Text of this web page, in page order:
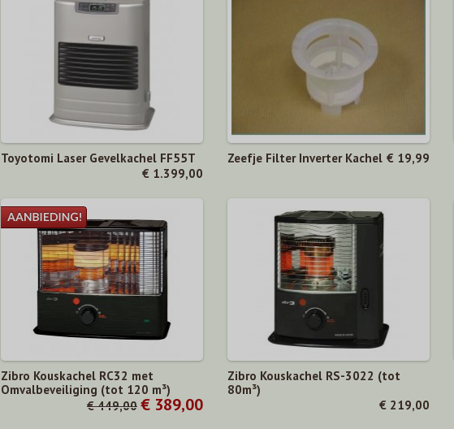
Toyotomi Laser Gevelkachel FF55T
€ 1.399,00
Zeefje Filter Inverter Kachel € 19,99
Zibro Kouskachel RC32 met
Omvalbeveiliging (tot 120 m³)
€ 449,00 € 389,00
Zibro Kouskachel RS-3022 (tot
80m³)
€ 219,00